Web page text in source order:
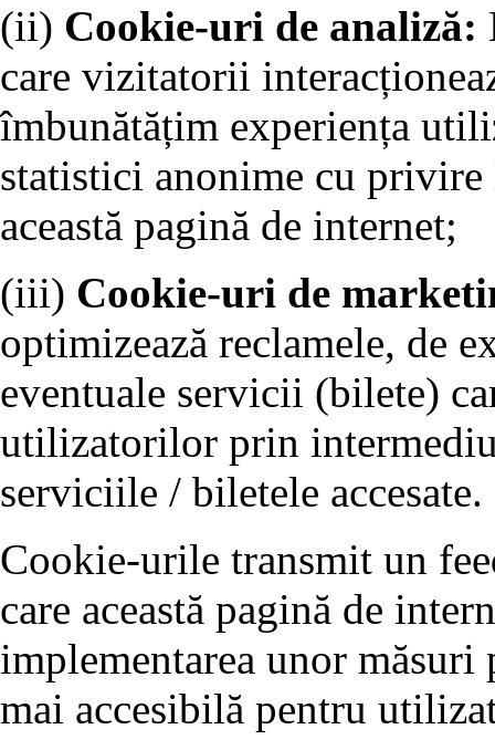
(ii) Cookie-uri de analiză:
care vizitatorii
îmbunătățim experiența
statistici anonime cu
această pagină de internet;
(iii) Cookie-uri de
optimizează reclamele, de
eventuale servicii (bilete)
utilizatorilor prin
serviciile / biletele accesate.
Cookie-urile transmit un
care această pagină de
implementarea unor
mai accesibilă pentru